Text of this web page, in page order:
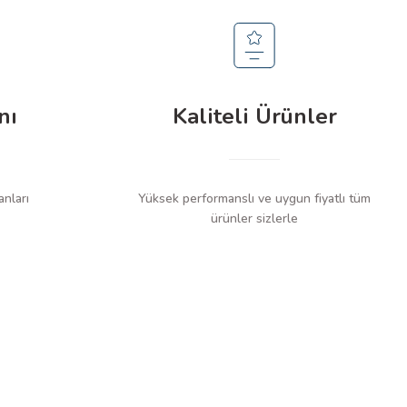
Kaliteli Ürünler
Yüksek performanslı ve uygun fiyatlı tüm
ürünler sizlerle